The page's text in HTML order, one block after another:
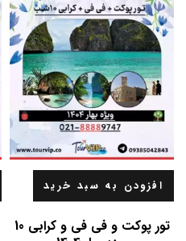
افزودن به سبد خرید
تور پوکت و فی فی و کرابی 10